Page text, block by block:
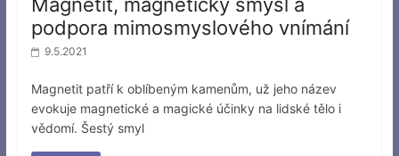
podpora mimosmyslového vnímání
9.5.2021
Magnetit patří k oblíbeným kamenům, už jeho název
evokuje magnetické a magické účinky na lidské tělo i
vědomí. Šestý smyl